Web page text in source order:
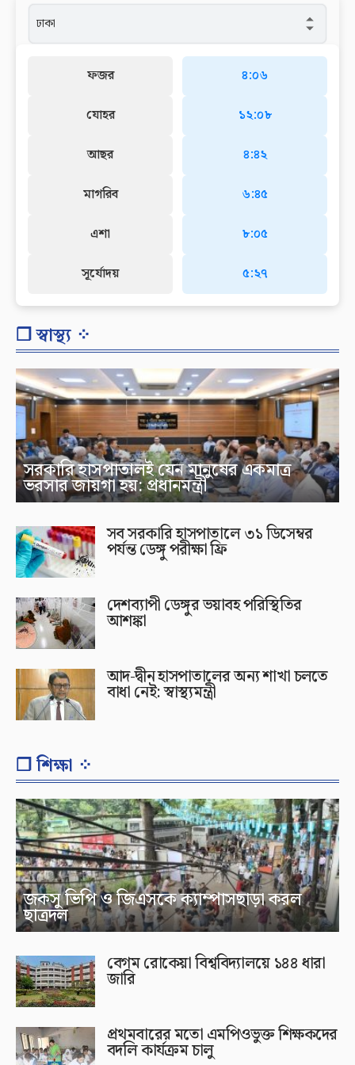
ফজর
যোহর
আছর
মাগরিব
এশা
সূর্যোদয়
৪:০৬
১২:০৮
৪:৪২
৬:৪৫
৮:০৫
৫:২৭
❐ স্বাস্থ্য ⁘
সরকারি হাসপাতালই যেন মানুষের একমাত্র
ভরসার জায়গা হয়: প্রধানমন্ত্রী
সব সরকারি হাসপাতালে ৩১ ডিসেম্বর
পর্যন্ত ডেঙ্গু পরীক্ষা ফ্রি
দেশব্যাপী ডেঙ্গুর ভয়াবহ পরিস্থিতির
আশঙ্কা
আদ-দ্বীন হাসপাতালের অন্য শাখা চলতে
বাধা নেই: স্বাস্থ্যমন্ত্রী
❐ শিক্ষা ⁘
জকসু ভিপি ও জিএসকে ক্যাম্পাসছাড়া করল
ছাত্রদল
বেগম রোকেয়া বিশ্ববিদ্যালয়ে ১৪৪ ধারা
জারি
প্রথমবারের মতো এমপিওভুক্ত শিক্ষকদের
বদলি কার্যক্রম চালু